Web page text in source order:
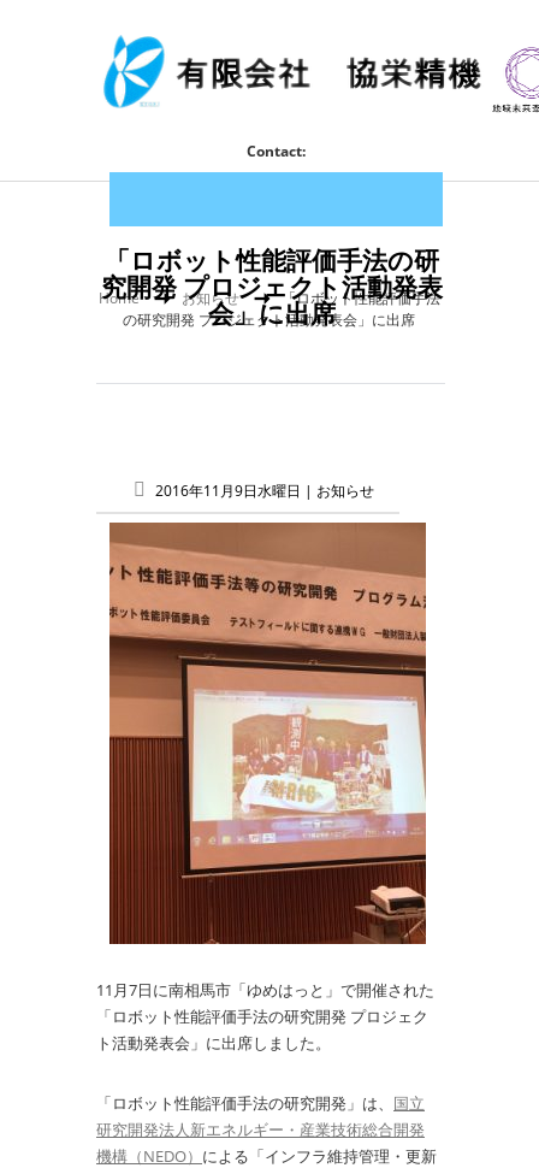
Contact:
Home お知らせ
「ロボット性能評価手法
の研究開発 プロジェクト活動発表会」に出席
「ロボット性能評価手法の研
究開発 プロジェクト活動発表
会」に出席
2016年11月9日水曜日 | お知らせ
11月7日に南相馬市「ゆめはっと」で開催された
「ロボット性能評価手法の研究開発 プロジェク
ト活動発表会」に出席しました。
「ロボット性能評価手法の研究開発」は、 国立
研究開発法人新エネルギー・産業技術総合開発
機構（NEDO） による「インフラ維持管理・更新